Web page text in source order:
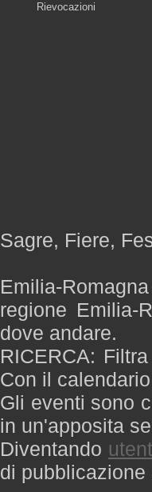
Rievocazioni
Sagre, Fiere,
Emilia-
regione Emilia-
dove andare.
RICERCA:
Con il
Gli eventi sono
in un'apposita
Diventando
di